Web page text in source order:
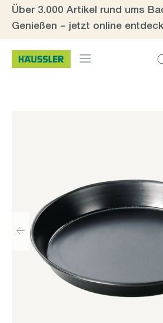
Zum Hauptinhalt springen
Über 3.000 Artikel rund ums
Genießen – jetzt online